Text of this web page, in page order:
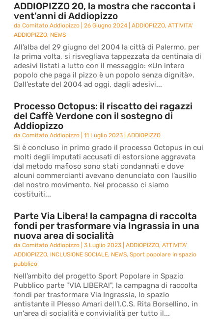
ADDIOPIZZO 20, la mostra che racconta i
vent’anni di Addiopizzo
daComitato Addiopizzo |26 Giugno 2024 |ADDIOPIZZO,ATTIVITA'
ADDIOPIZZO, NEWS
All’alba del 29 giugno del 2004 la città di Palermo, per
la prima volta, si risvegliava tappezzata da centinaia di
adesivi listati a lutto con il messaggio: «Un intero
popolo che paga il pizzo è un popolo senza dignità».
Dall’estate del 2004 ad oggi, dagli adesivi...
Processo Octopus: il riscatto dei ragazzi
del Caffè Verdone con il sostegno di
Addiopizzo
daComitato Addiopizzo |11 Luglio 2023 |ADDIOPIZZO
Si è concluso in primo grado il processo Octopus in cui
molti degli imputati accusati di estorsione aggravata
dal metodo mafioso sono stati condannati e dove
alcuni commercianti avevano denunciato con l’ausilio
del nostro movimento. Nel processo ci siamo
costituiti...
Parte Via Libera! la campagna di raccolta
fondi per trasformare via Ingrassia in una
nuova area di socialità
daComitato Addiopizzo |3 Luglio 2023 |ADDIOPIZZO,ATTIVITA'
ADDIOPIZZO, INCLUSIONE SOCIALE, NEWS,Sport popolare in spazio
pubblico
Nell’ambito del progetto Sport Popolare in Spazio
Pubblico parte "VIA LIBERA!", la campagna di raccolta
fondi per trasformare Via Ingrassia, lo spazio
antistante il Plesso Amari dell’I.C.S. Rita Borsellino, in
un'area di socialità e convivialità per tutto il...